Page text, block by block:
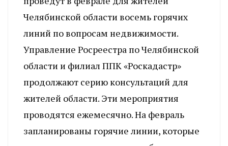
Челябинской области восемь горячих
линий по вопросам недвижимости.
Управление Росреестра по Челябинской
области и филиал ППК «Роскадастр»
продолжают серию консультаций для
жителей области. Эти мероприятия
проводятся ежемесячно. На февраль
запланированы горячие линии, которые